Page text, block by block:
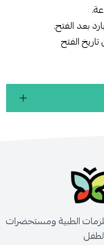
بعد الفتح.
الطبية ومستحضرات